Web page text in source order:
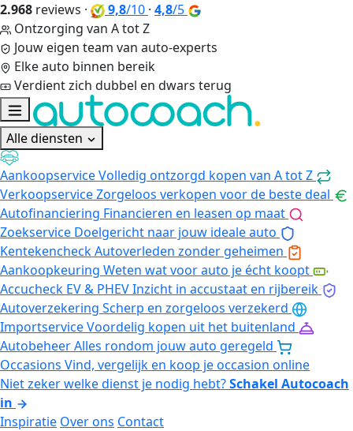
2.968 reviews · 9,8/10 · 4,8/5
Ontzorging van A tot Z
Jouw eigen team van auto-experts
Elke auto binnen bereik
Verdient zich dubbel en dwars terug
Alle diensten
AankoopserviceVolledig ontzorgd kopen van A tot Z
VerkoopserviceZorgeloos verkopen voor de beste deal
Autofinanciering Financieren en leasen op maat
Zoekservice Doelgericht naar jouw ideale auto
KentekencheckAutoverleden zonder geheimen
Aankoopkeuring Weten wat voor auto je écht koopt
Accucheck EV & PHEVInzicht in accustaat en rijbereik
Autoverzekering Scherp en zorgeloos verzekerd
ImportserviceVoordelig kopen uit het buitenland
AutobeheerAlles rondom jouw auto geregeld
Occasions Vind, vergelijk en koop je occasion online
Niet zeker welke dienst je nodig hebt?Schakel Autocoach
in
Inspiratie Over ons Contact